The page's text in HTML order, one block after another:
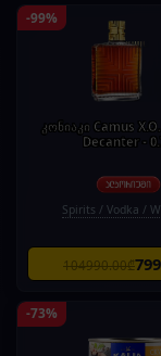
-99%
კონიაკი Camus
Decanter -
Spirits / Vodka /
104990.00₾
-73%